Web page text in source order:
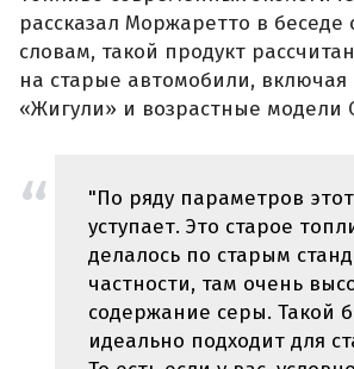
рассказал Моржаретто в беседе
словам, такой продукт
на старые автомобили, включая
«Жигули» и возрастные модели
"По ряду параметров
уступает. Это старое
делалось по старым
частности, там очень
содержание серы. Такой
идеально подходит для